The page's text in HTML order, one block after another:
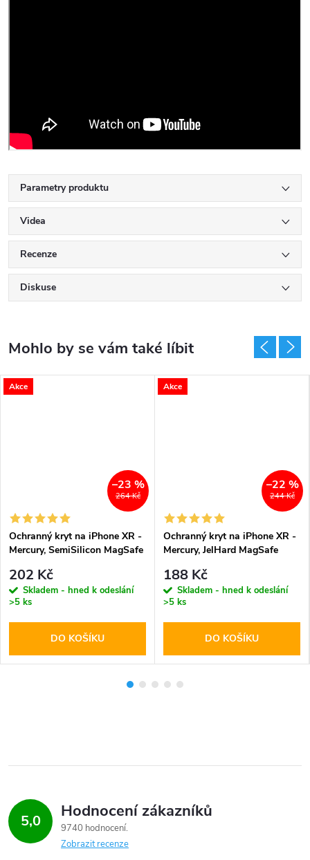
Parametry produktu
Videa
Recenze
Diskuse
Akce
264 Kč
–23 %
Ochranný kryt na iPhone XR -
Mercury, SemiSilicon MagSafe
202 Kč
Skladem - hned k odeslání
>5 ks
DO KOŠÍKU
Akce
244 Kč
–22 %
Ochranný kryt na iPhone XR -
Mercury, JelHard MagSafe
188 Kč
Skladem - hned k odeslání
>5 ks
DO KOŠÍKU
5,0 Hodnocení zákazníků
9740 hodnocení
Zobrazit recenze